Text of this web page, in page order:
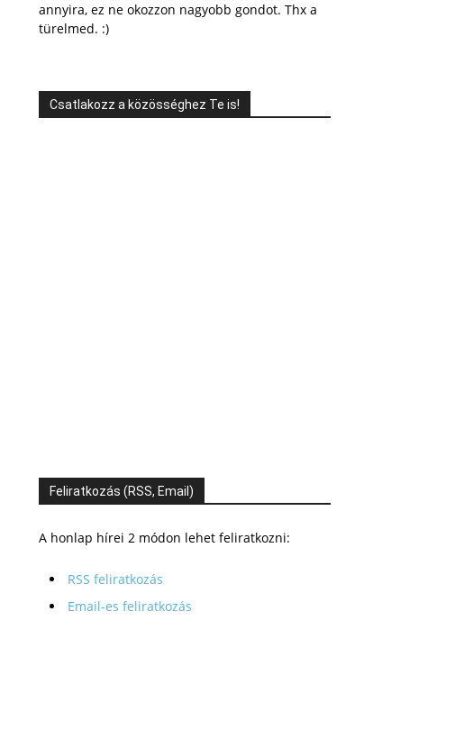
annyira, ez ne okozzon nagyobb gondot. Thx a
türelmed. :)
Csatlakozz a közösséghez Te is!
Feliratkozás (RSS, Email)
A honlap hírei 2 módon lehet feliratkozni:
RSS feliratkozás
Email-es feliratkozás